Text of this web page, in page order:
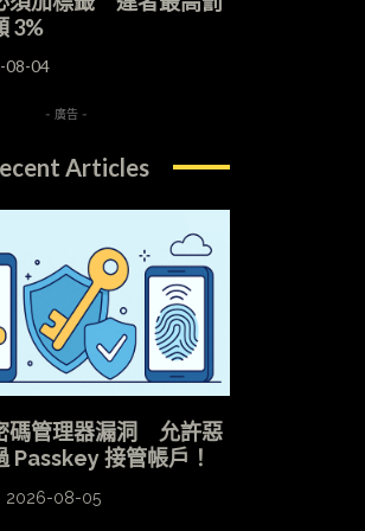
3%
08-04
- 廣告 -
Articles
碼管理器漏洞 允許惡
Passkey 接管帳戶！
2026-08-05